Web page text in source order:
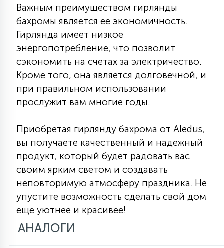
НАСТЕННЫЕ
С УПРАВЛЕНИЕМ
АКСЕССУАРЫ
Важным преимуществом гирлянды
бахромы является ее экономичность.
Гирлянда имеет низкое
энергопотребление, что позволит
сэкономить на счетах за электричество.
Кроме того, она является долговечной, и
при правильном использовании
прослужит вам многие годы.
Приобретая гирлянду бахрома от Aledus,
вы получаете качественный и надежный
продукт, который будет радовать вас
своим ярким светом и создавать
неповторимую атмосферу праздника. Не
упустите возможность сделать свой дом
еще уютнее и красивее!
АНАЛОГИ